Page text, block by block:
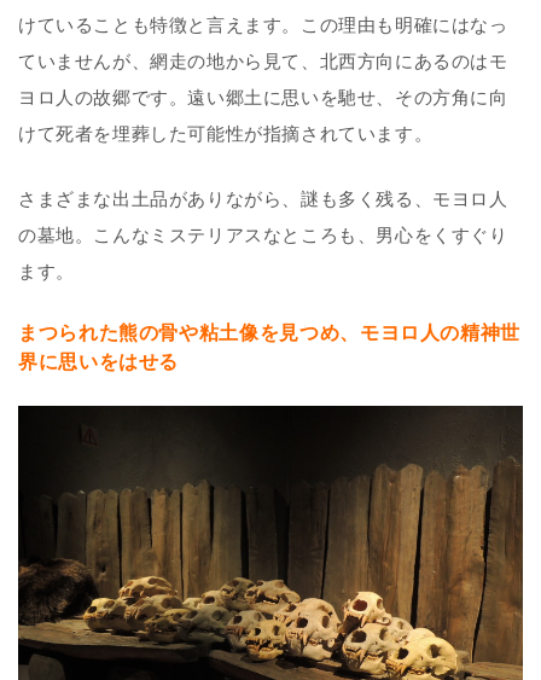
けていることも特徴と言えます。この理由も明確にはなっ
ていませんが、網走の地から見て、北西方向にあるのはモ
ヨロ人の故郷です。遠い郷土に思いを馳せ、その方角に向
けて死者を埋葬した可能性が指摘されています。
さまざまな出土品がありながら、謎も多く残る、モヨロ人
の墓地。こんなミステリアスなところも、男心をくすぐり
ます。
まつられた熊の骨や粘土像を見つめ、モヨロ人の精神世
界に思いをはせる